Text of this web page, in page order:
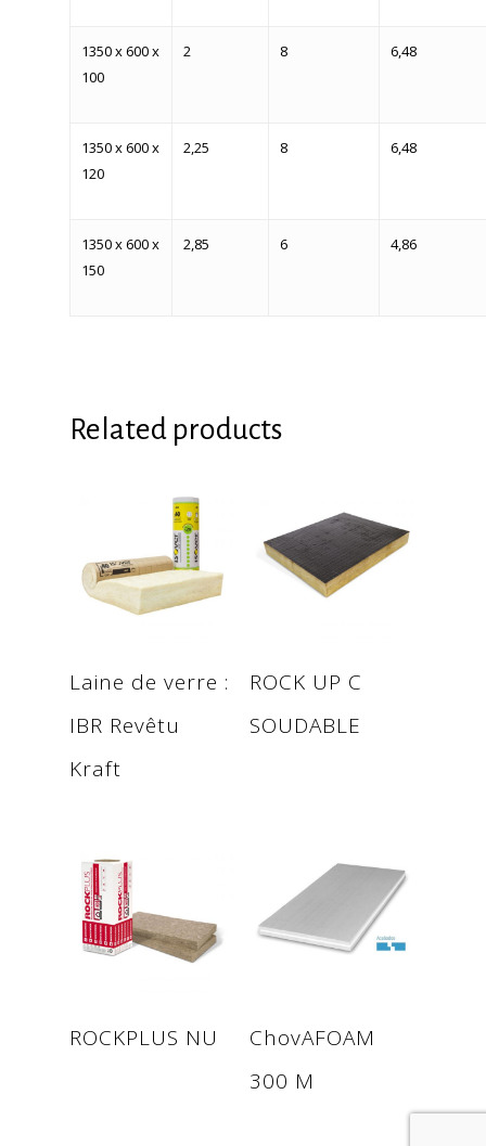
1350 x 600 x
100
2 8 6,48
1350 x 600 x
120
2,25 8 6,48
1350 x 600 x
150
2,85 6 4,86
Related products
Laine de verre :
IBR Revêtu
Kraft
ROCK UP C
SOUDABLE
ROCKPLUS NU
ChovAFOAM
300 M